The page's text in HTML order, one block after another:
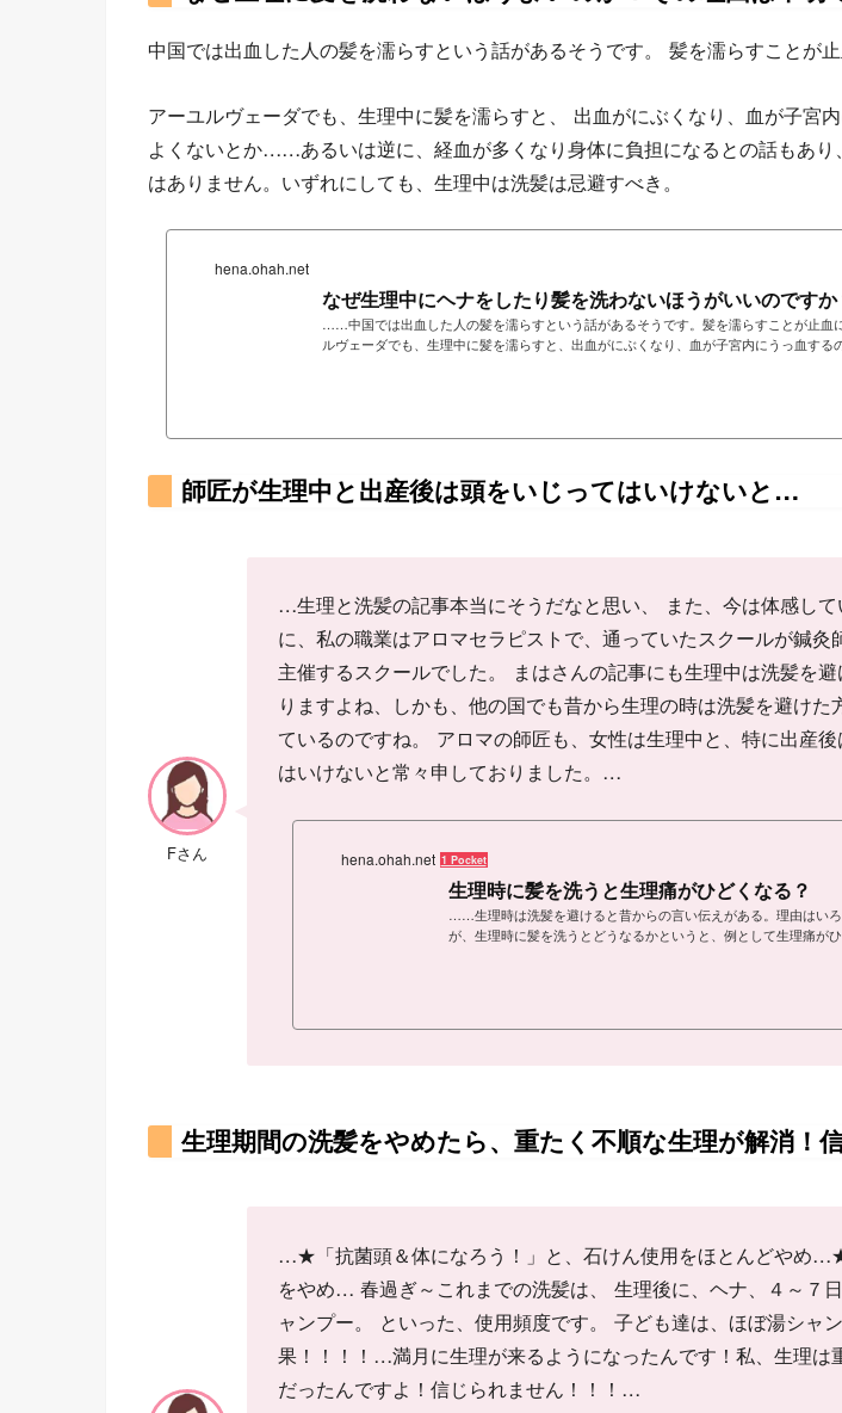
中国では出血した人の髪を濡らすという話があるそうです。 髪を濡らすことが止
アーユルヴェーダでも、生理中に髪を濡らすと、 出血がにぶくなり、血が子宮内
よくないとか……あるいは逆に、経血が多くなり身体に負担になるとの話もあり
はありません。いずれにしても、生理中は洗髪は忌避すべき。
hena.ohah.net
なぜ生理中にヘナをしたり髪を洗わないほうがいいのですか
……中国では出血した人の髪を濡らすという話があるそうです。髪を濡らすことが止血
ルヴェーダでも、生理中に髪を濡らすと、出血がにぶくなり、血が子宮内にうっ血する
師匠が生理中と出産後は頭をいじってはいけないと…
Fさん
…生理と洗髪の記事本当にそうだなと思い、 また、今は体感し
に、私の職業はアロマセラピストで、通っていたスクールが鍼灸
主催するスクールでした。 まはさんの記事にも生理中は洗髪を
りますよね、しかも、他の国でも昔から生理の時は洗髪を避けた
ているのですね。 アロマの師匠も、女性は生理中と、特に出産
はいけないと常々申しておりました。…
hena.ohah.net 1 Pocket
生理時に髪を洗うと生理痛がひどくなる？
……生理時は洗髪を避けると昔からの言い伝えがある。理由はい
が、生理時に髪を洗うとどうなるかというと、例として生理痛が
生理期間の洗髪をやめたら、重たく不順な生理が解消！
…★「抗菌頭＆体になろう！」と、石けん使用をほとんどやめ
をやめ… 春過ぎ～これまでの洗髪は、 生理後に、ヘナ、４～７
ャンプー。 といった、使用頻度です。 子ども達は、ほぼ湯シャ
果！！！！…満月に生理が来るようになったんです！私、生理は
だったんですよ！信じられません！！！…